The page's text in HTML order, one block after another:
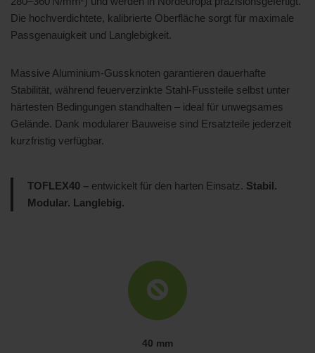
Die hochverdichtete, kalibrierte Oberfläche sorgt für maximale
Passgenauigkeit und Langlebigkeit.
Massive Aluminium-Gussknoten garantieren dauerhafte
Stabilität, während feuerverzinkte Stahl-Fussteile selbst unter
härtesten Bedingungen standhalten – ideal für unwegsames
Gelände. Dank modularer Bauweise sind Ersatzteile jederzeit
kurzfristig verfügbar.
TOFLEX40 – entwickelt für den harten Einsatz. Stabil.
Modular. Langlebig.
40 mm